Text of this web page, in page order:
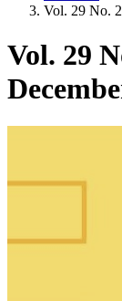
Vol. 29 No.
Vol. 29